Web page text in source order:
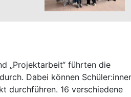
„Projektarbeit“ führten die
Dabei können
durchführen. 16 verschiedene